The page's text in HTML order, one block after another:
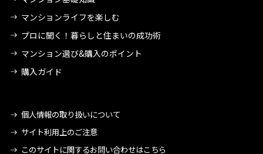
マンションライフを楽しむ
プロに聞く！暮らしと住まいの成功術
マンション選び&購入のポイント
購入ガイド
個人情報の取り扱いについて
サイト利用上のご注意
このサイトに関するお問い合わせはこちら